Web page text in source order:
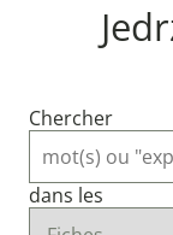
Chercher
dans les